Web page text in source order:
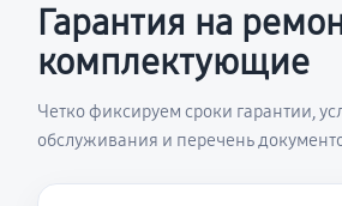
Гарантия на
комплектующие
Четко фиксируем сроки гарантии,
обслуживания и перечень